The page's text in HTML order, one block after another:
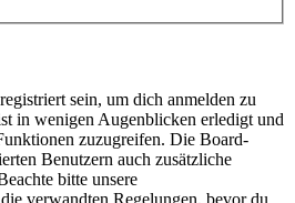
sein, um dich anmelden zu
in wenigen Augenblicken erledigt und
zuzugreifen. Die Board-
Benutzern auch zusätzliche
bitte unsere